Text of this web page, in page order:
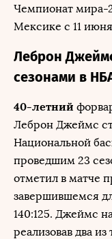
Чемпионат мира-
Мексике с 11
Леброн
сезонами в
40-летний
Леброн Джеймс
Национальной
проведшим 23
отметил в матче
завершившемся
140:125. Джеймс
реализовав два